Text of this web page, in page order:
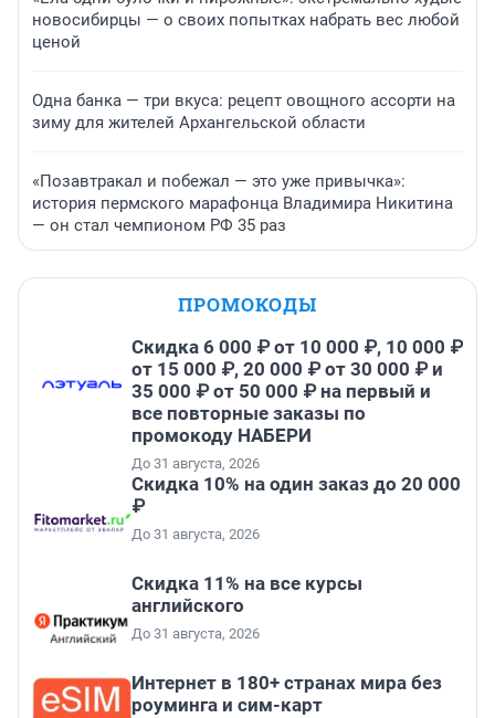
новосибирцы — о своих попытках набрать вес любой
ценой
Одна банка — три вкуса: рецепт овощного ассорти на
зиму для жителей Архангельской области
«Позавтракал и побежал — это уже привычка»:
история пермского марафонца Владимира Никитина
— он стал чемпионом РФ 35 раз
ПРОМОКОДЫ
Скидка 6 000 ₽ от 10 000 ₽, 10 000 ₽
от 15 000 ₽, 20 000 ₽ от 30 000 ₽ и
35 000 ₽ от 50 000 ₽ на первый и
все повторные заказы по
промокоду НАБЕРИ
До 31 августа, 2026
Скидка 10% на один заказ до 20 000
₽
До 31 августа, 2026
Скидка 11% на все курсы
английского
До 31 августа, 2026
Интернет в 180+ странах мира без
роуминга и сим-карт